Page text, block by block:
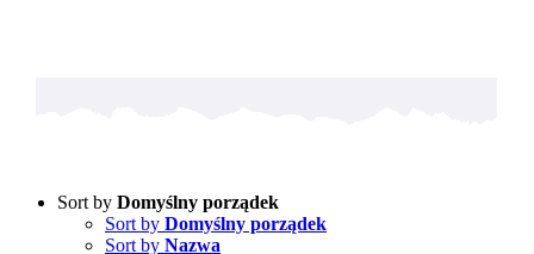
Sort by Domyślny porządek
Sort by Domyślny porządek
Sort by Nazwa